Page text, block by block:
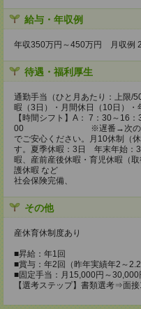
給与・年収例
年収350万円～450万円 月収例
待遇・福利厚生
通勤手当（ひと月あたり：上限/
暇（3日）・月間休日（10日）・
【時間シフト】A： 7：30～16
00 ※遅番→次の日早番な
でご安心ください。月10休制（
す。夏季休暇：3日 年末年始：
暇、産前産後休暇・育児休暇（
護休暇 など
社会保険完備、
その他
産休育休制度あり
■昇給：年1回
■賞与：年2回（昨年実績年2～2.2
■固定手当：月15,000円～30,000
【選考ステップ】書類選考⇒面